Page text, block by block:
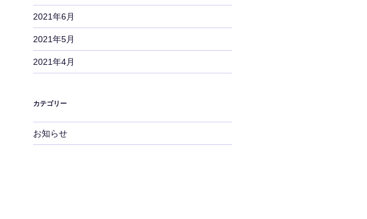
2021年6月
2021年5月
2021年4月
カテゴリー
お知らせ